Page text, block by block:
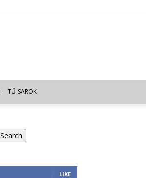
TŰ-SAROK
Search
LIKE